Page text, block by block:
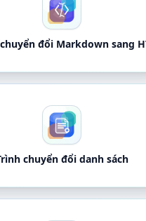
đổi Markdown sang
chuyển đổi danh sách